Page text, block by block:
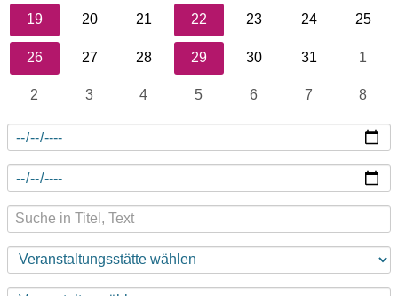
19 20 21 22 23 24 25
26 27 28 29 30 31 1
2 3 4 5 6 7 8